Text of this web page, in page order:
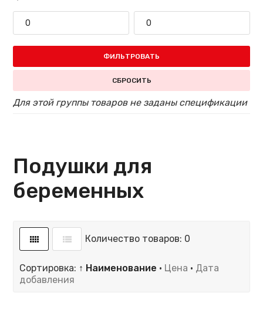
ФИЛЬТРОВАТЬ
СБРОСИТЬ
Для этой группы товаров не заданы спецификации
Подушки для
беременных
Количество товаров: 0
Сортировка: ↑ Наименование · Цена · Дата
добавления